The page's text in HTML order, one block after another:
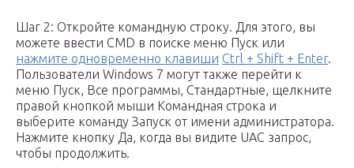
Шаг 2: Откройте командную строку. Для этого, вы
можете ввести CMD в поиске меню Пуск или
нажмите одновременно клавиши Ctrl + Shift + Enter.
Пользователи Windows 7 могут также перейти к
меню Пуск, Все программы, Стандартные, щелкните
правой кнопкой мыши Командная строка и
выберите команду Запуск от имени администратора.
Нажмите кнопку Да, когда вы видите UAC запрос,
чтобы продолжить.